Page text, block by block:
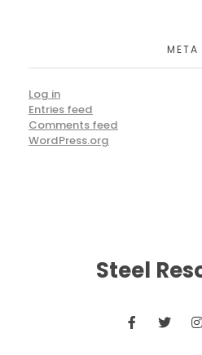
META
Log in
Entries feed
Comments feed
WordPress.org
Steel